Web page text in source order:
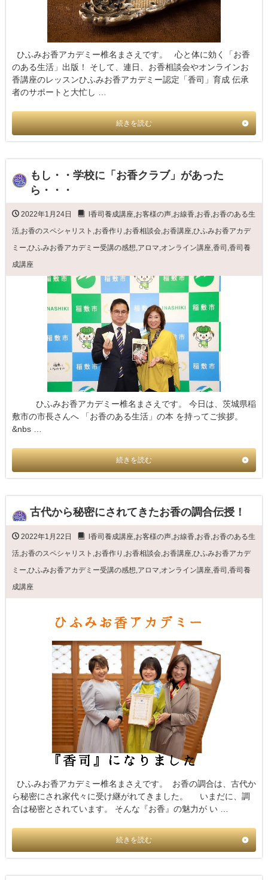
ひふみお香アカデミー椎名まさえです。 心と体に効く「お香
のある生活」出版！ そして、連日、お香相談会やオンラインお
香講座のレッスンひふみお香アカデミー認定「香司」育成 伝承
者のサポートと大忙し …
続きを読む
もし・・学校に「お香クラブ」があった
ら・・・
2022年1月24日 l香司養成講座 お客様の声 お線香 お香 お香のある生
活 お香のスペシャリスト お香作り お香相談会 お香講座 ひふみお香アカデ
ミー ひふみお香アカデミー受講の感想 アロマ オンライン講座 香司 香司養
成講座
ひふみお香アカデミー椎名まさえです。 今日は、茨城県稲
敷市の市長さんへ 「お香のある生活」の本 を持ってご挨拶。
&nbs …
続きを読む
古代から秘密にされてきたお香の調合伝授！
2022年1月22日 l香司養成講座 お客様の声 お線香 お香 お香のある生
活 お香のスペシャリスト お香作り お香相談会 お香講座 ひふみお香アカデ
ミー ひふみお香アカデミー受講の感想 アロマ オンライン講座 香司 香司養
成講座
ひふみお香アカデミー椎名まさえです。 お香の調合は、古代か
ら秘密にされ家代々に受け継がれてきました。 いまだに、調
合は秘密とされています。 そんな『お香』の魅力が い …
続きを読む